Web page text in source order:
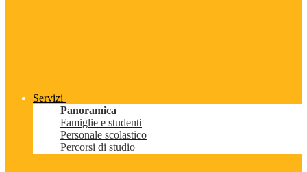
Servizi
Panoramica
Famiglie e studenti
Personale scolastico
Percorsi di studio